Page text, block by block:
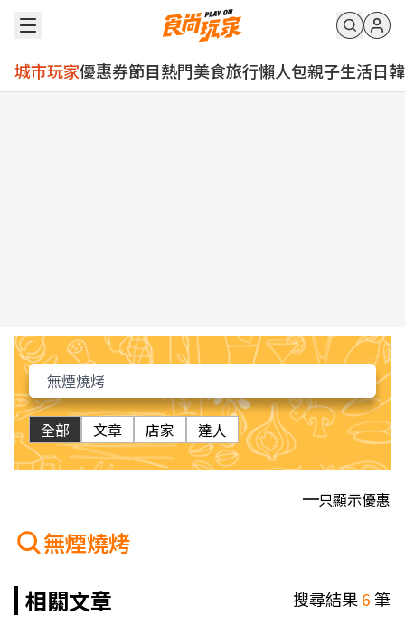
城市玩家優惠券節目熱門美食旅行懶人包親子生活日韓
全部 文章 店家 達人
只顯示優惠
無煙燒烤
相關文章
搜尋結果6筆